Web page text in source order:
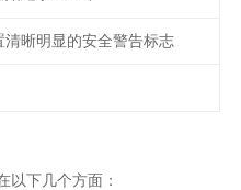
清晰明显的安全警告标志
以下几个方面：